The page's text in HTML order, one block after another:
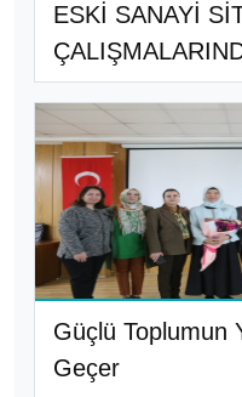
ESKİ SANAYİ
Güçlü Toplumun
Geçer